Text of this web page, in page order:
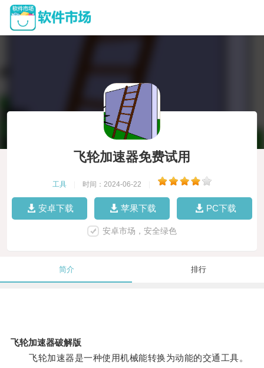
飞轮加速器免费试用
工具 时间：2024-06-22
安卓下载 苹果下载 PC下载
安卓市场，安全绿色
简介 排行
飞轮加速器破解版
飞轮加速器是一种使用机械能转换为动能的交通工具。